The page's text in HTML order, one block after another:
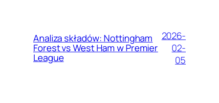
Analiza składów: Nottingham
Forest vs West Ham w Premier
League
2026-
02-
05